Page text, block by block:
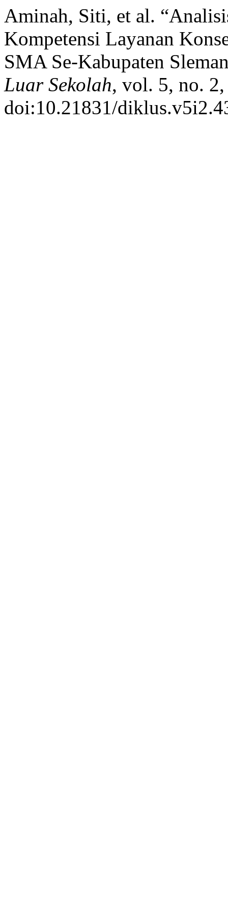
Aminah, Siti, et al.
Kompetensi Layanan
SMA Se-Kabupaten
Luar Sekolah, vol. 5, no.
doi:10.21831/